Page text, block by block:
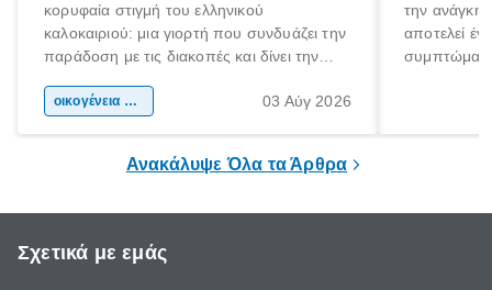
κορυφαία στιγμή του ελληνικού
καλοκαιριού: μια γιορτή που συνδυάζει την
παράδοση με τις διακοπές και δίνει την
χώρας. Είτε πρόκειται για λίγες μέρες
οικογένεια & παιδί 03 Αύγ 2026
την ανάγκη
αποτελεί
Ανακάλυψε Όλα τα Άρθρα
Σχετικά με εμάς